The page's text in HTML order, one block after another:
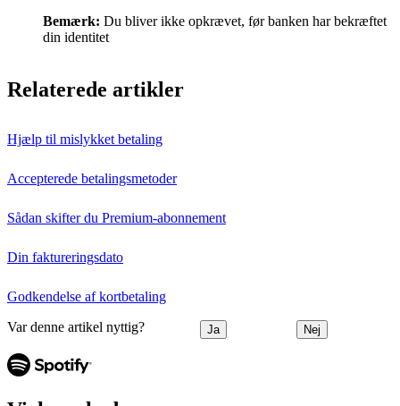
Bemærk: Du bliver ikke opkrævet, før banken har bekræftet
din identitet
Relaterede artikler
Hjælp til mislykket betaling
Accepterede betalingsmetoder
Sådan skifter du Premium-abonnement
Din faktureringsdato
Godkendelse af kortbetaling
Var denne artikel nyttig? Ja Nej